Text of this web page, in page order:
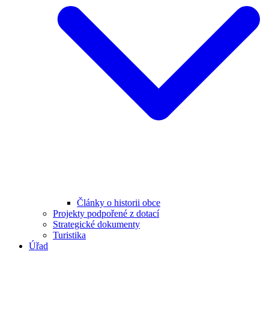
Články o historii obce
Projekty podpořené z dotací
Strategické dokumenty
Turistika
Úřad